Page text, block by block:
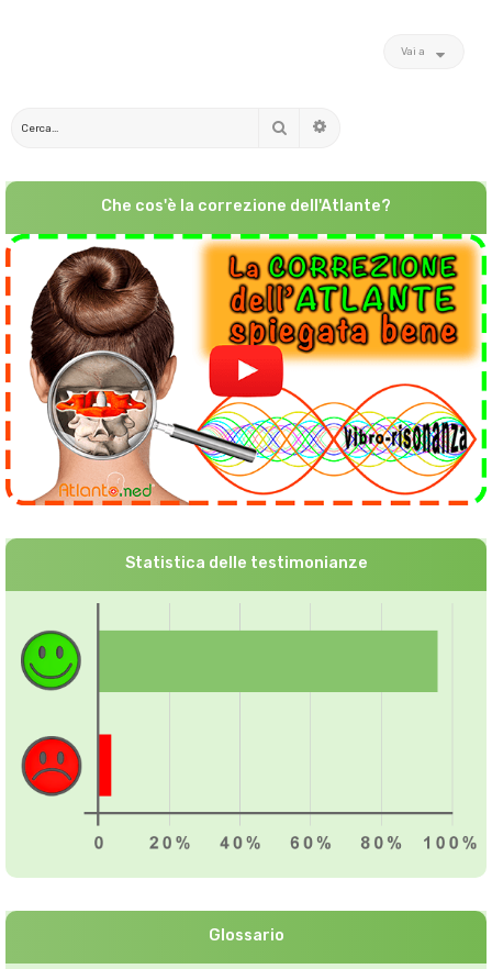
Vai a
Cerca
Che cos'è la correzione dell'Atlante?
Statistica delle testimonianze
Glossario